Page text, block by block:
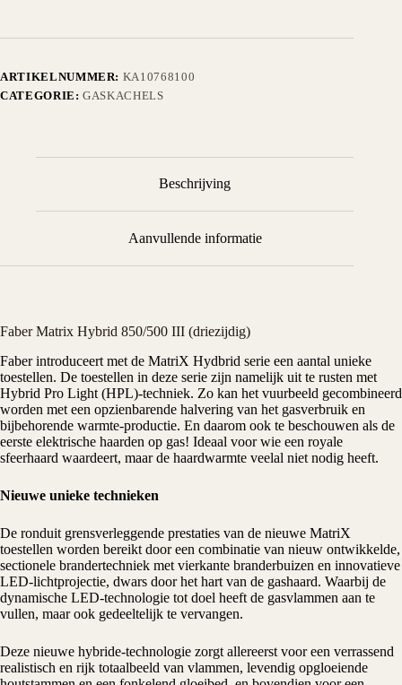
ARTIKELNUMMER: KA10768100
CATEGORIE:GASKACHELS
Beschrijving
Aanvullende informatie
Faber Matrix Hybrid 850/500 III (driezijdig)
Faberintroduceert met de MatriX Hydbrid serie een aantal unieke
toestellen. De toestellen in deze serie zijn namelijk uit te rusten met
Hybrid Pro Light (HPL)-techniek. Zo kan het vuurbeeld gecombineerd
worden met een opzienbarende halvering van het gasverbruik en
bijbehorende warmte-productie. En daarom ook te beschouwen als de
eerste elektrische haarden op gas! Ideaal voor wie een royale
sfeerhaard waardeert, maar de haardwarmte veelal niet nodig heeft.
Nieuwe unieke technieken
De ronduit grensverleggende prestaties van de nieuwe MatriX
toestellen worden bereikt door een combinatie van nieuw ontwikkelde,
sectionele brandertechniek met vierkante branderbuizen en innovatieve
LED-lichtprojectie, dwars door het hart van de gashaard. Waarbij de
dynamische LED-technologie tot doel heeft de gasvlammen aan te
vullen, maar ook gedeeltelijk te vervangen.
Deze nieuwe hybride-technologie zorgt allereerst voor een verrassend
realistisch en rijk totaalbeeld van vlammen, levendig opgloeiende